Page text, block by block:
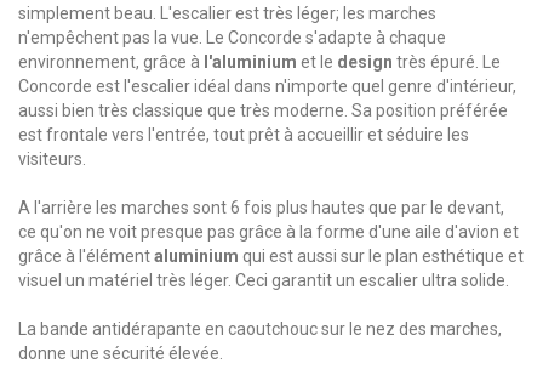
simplement beau. L'escalier est très léger; les marches
n'empêchent pas la vue. Le Concorde s'adapte à chaque
environnement, grâce à l'aluminium et le design très épuré. Le
Concorde est l'escalier idéal dans n'importe quel genre d'intérieur,
aussi bien très classique que très moderne. Sa position préférée
est frontale vers l'entrée, tout prêt à accueillir et séduire les
visiteurs.
A l'arrière les marches sont 6 fois plus hautes que par le devant,
ce qu'on ne voit presque pas grâce à la forme d'une aile d'avion et
grâce à l'élémentaluminium qui est aussi sur le plan esthétique et
visuel un matériel très léger. Ceci garantit un escalier ultra solide.
La bande antidérapante en caoutchouc sur le nez des marches,
donne une sécurité élevée.